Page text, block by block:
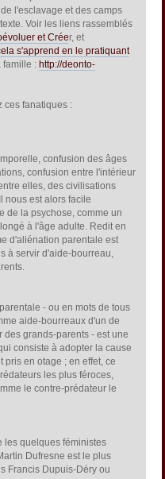
l'esclavage et des camps
Voir les liens rassemblés
et Créer, et
s'apprend en le pratiquant
famille : http://deonto-
ces fanatiques :
confusion des âges
confusion entre l'intérieur
elles, des civilisations
nous est alors facile
de la psychose, comme un
à l'âge adulte. Redit en
d'aliénation parentale est
à servir d'aide-bourreau,
- ou en mots de tous
aide-bourreaux d'un de
des grands-parents - est une
consiste à adopter la cause
pris en otage ; en effet, ce
les plus féroces,
le contre-prédateur le
quelques féministes
Dufresne est le plus
Francis Dupuis-Déry ou